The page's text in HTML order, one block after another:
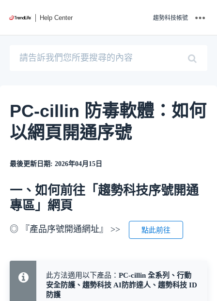
Help Center 趨勢科技帳號
PC-cillin 防毒軟體：如何
以網頁開通序號
最後更新日期: 2026年04月15日
一、如何前往「趨勢科技序號開通
專區」網頁
◎ 『產品序號開通網址』 >> 點此前往
此方法適用以下產品： PC-cillin 全系列、行動
安全防護、趨勢科技 AI防詐達人、趨勢科技 ID
防護